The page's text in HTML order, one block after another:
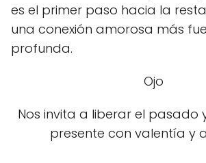
es el primer paso hacia la
una conexión amorosa más
profunda.
Ojo
Nos invita a liberar el pasado
presente con valentía y